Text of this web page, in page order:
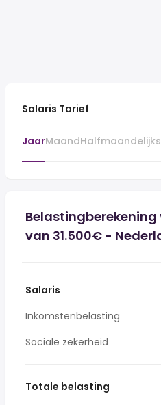
Salaris Tarief
JaarMaandHalfmaandelijks
Belastingberekening
van 31.500€ -
Salaris
Inkomstenbelasting
Sociale zekerheid
Totale belasting